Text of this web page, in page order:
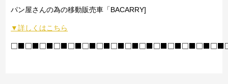
パン屋さんの為の移動販売車「BACARRY]
▼詳しくはこちら